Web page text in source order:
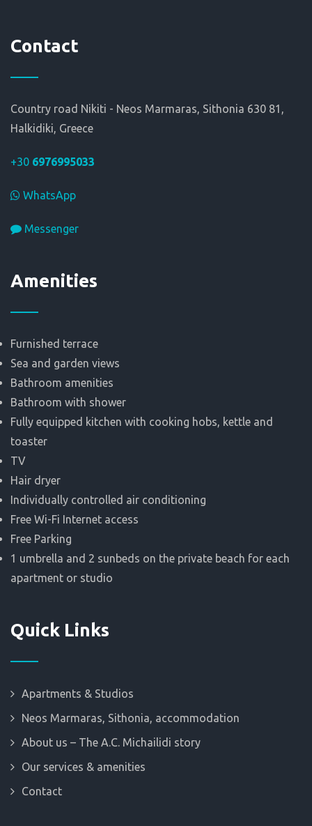
Contact
Country road Nikiti - Neos Marmaras, Sithonia 630 81,
Halkidiki, Greece
+30 6976995033
WhatsApp
Messenger
Αmenities
Furnished terrace
Sea and garden views
Bathroom amenities
Bathroom with shower
Fully equipped kitchen with cooking hobs, kettle and
toaster
TV
Hair dryer
Individually controlled air conditioning
Free Wi-Fi Internet access
Free Parking
1 umbrella and 2 sunbeds on the private beach for each
apartment or studio
Quick Links
Apartments & Studios
Neos Marmaras, Sithonia, accommodation
About us – The A.C. Michailidi story
Our services & amenities
Contact